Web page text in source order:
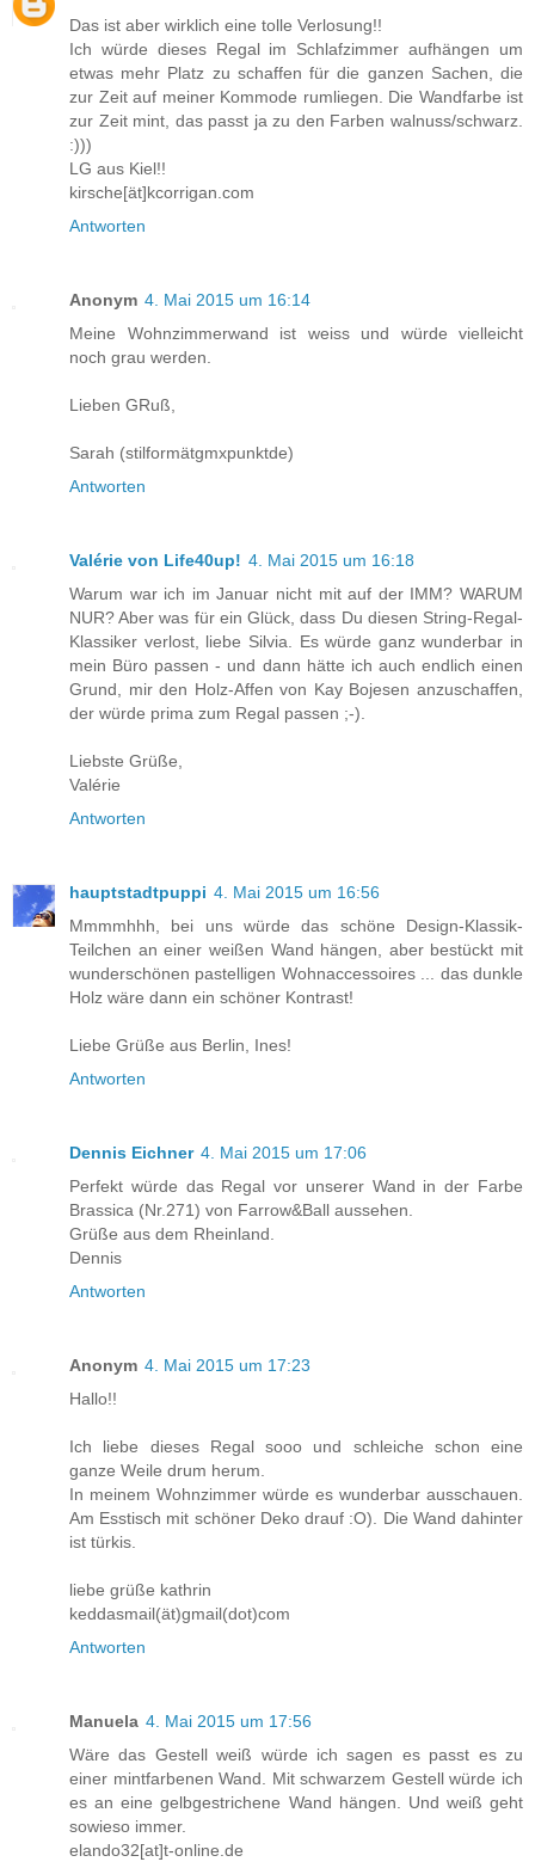
Das ist aber wirklich eine tolle Verlosung!!
Ich würde dieses Regal im Schlafzimmer aufhängen um
etwas mehr Platz zu schaffen für die ganzen Sachen, die
zur Zeit auf meiner Kommode rumliegen. Die Wandfarbe ist
zur Zeit mint, das passt ja zu den Farben walnuss/schwarz.
:)))
LG aus Kiel!!
kirsche[ät]kcorrigan.com
Antworten
Anonym 4. Mai 2015 um 16:14
Meine Wohnzimmerwand ist weiss und würde vielleicht
noch grau werden.
Lieben GRuß,
Sarah (stilformätgmxpunktde)
Antworten
Valérie von Life40up! 4. Mai 2015 um 16:18
Warum war ich im Januar nicht mit auf der IMM? WARUM
NUR? Aber was für ein Glück, dass Du diesen String-Regal-
Klassiker verlost, liebe Silvia. Es würde ganz wunderbar in
mein Büro passen - und dann hätte ich auch endlich einen
Grund, mir den Holz-Affen von Kay Bojesen anzuschaffen,
der würde prima zum Regal passen ;-).
Liebste Grüße,
Valérie
Antworten
hauptstadtpuppi 4. Mai 2015 um 16:56
Mmmmhhh, bei uns würde das schöne Design-Klassik-
Teilchen an einer weißen Wand hängen, aber bestückt mit
wunderschönen pastelligen Wohnaccessoires ... das dunkle
Holz wäre dann ein schöner Kontrast!
Liebe Grüße aus Berlin, Ines!
Antworten
Dennis Eichner 4. Mai 2015 um 17:06
Perfekt würde das Regal vor unserer Wand in der Farbe
Brassica (Nr.271) von Farrow&Ball aussehen.
Grüße aus dem Rheinland.
Dennis
Antworten
Anonym 4. Mai 2015 um 17:23
Hallo!!
Ich liebe dieses Regal sooo und schleiche schon eine
ganze Weile drum herum.
In meinem Wohnzimmer würde es wunderbar ausschauen.
Am Esstisch mit schöner Deko drauf :O). Die Wand dahinter
ist türkis.
liebe grüße kathrin
keddasmail(ät)gmail(dot)com
Antworten
Manuela 4. Mai 2015 um 17:56
Wäre das Gestell weiß würde ich sagen es passt es zu
einer mintfarbenen Wand. Mit schwarzem Gestell würde ich
es an eine gelbgestrichene Wand hängen. Und weiß geht
sowieso immer.
elando32[at]t-online.de